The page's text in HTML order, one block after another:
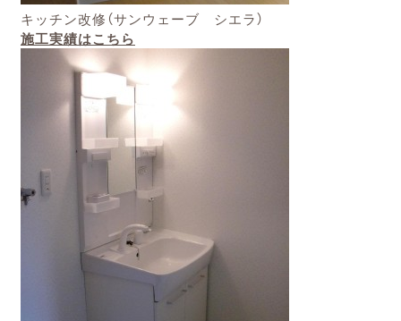
キッチン改修（サンウェーブ シエラ）
施工実績はこちら